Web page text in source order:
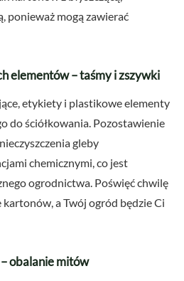
ponieważ mogą zawierać
elementów – taśmy i zszywki
etykiety i plastikowe elementy
do ściółkowania. Pozostawienie
gleby
chemicznymi, co jest
ogrodnictwa. Poświęć chwilę
kartonów, a Twój ogród będzie Ci
obalanie mitów